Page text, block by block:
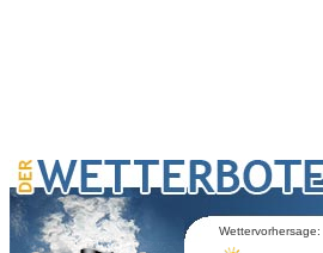
Wettervorhersage: